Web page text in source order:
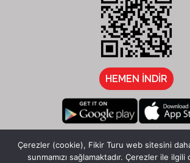
HEMEN İNDİR
Çerezler (cookie), Fikir Turu web sitesini
sunmamızı sağlamaktadır. Çerezler ile ilgili